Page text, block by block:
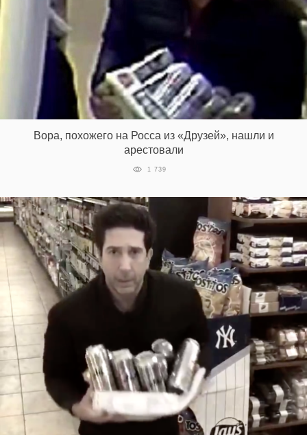
Вора, похожего на Росса из «Друзей», нашли и
арестовали
1 739